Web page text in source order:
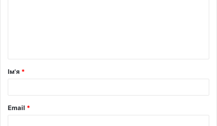
Ім'я *
Email *